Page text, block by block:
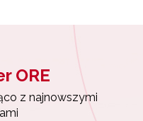
ORE
z najnowszymi